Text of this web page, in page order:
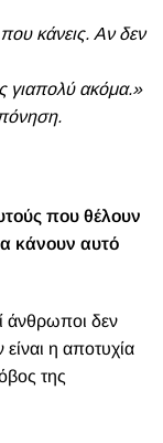
κάνεις. Αν δεν
γιαπολύ ακόμα.»
που θέλουν
κάνουν αυτό
άνθρωποι δεν
η αποτυχία
της